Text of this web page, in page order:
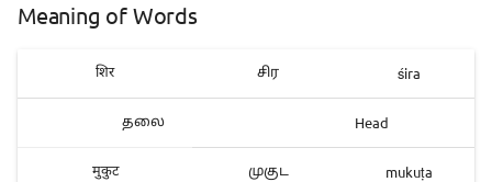
Meaning of Words
शिर சிர śira
தலை Head
मुकुट முகுட mukuṭa